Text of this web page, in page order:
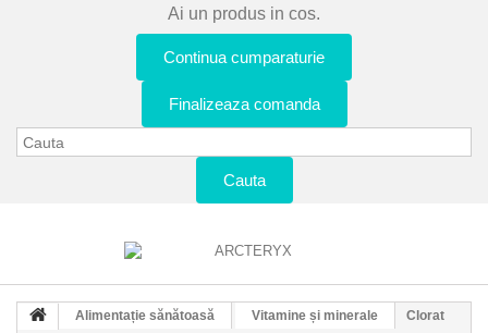
Ai un produs in cos.
Continua cumparaturie
Finalizeaza comanda
Cauta
Alimentație sănătoasă Vitamine și minerale
Clorat